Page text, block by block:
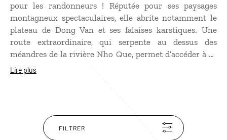
pour les randonneurs ! Réputée pour ses paysages
montagneux spectaculaires, elle abrite notamment le
plateau de Dong Van et ses falaises karstiques. Une
route extraordinaire, qui serpente au dessus des
méandres de la rivière Nho Que, permet d’accéder à ce
plateau. Elle franchit le col de Ma Pi Leng, l’un des plus
particulier celui de Dong Van.
Lire plus
FILTRER